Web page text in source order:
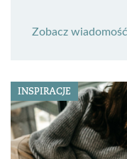
Zobacz wiadomość
INSPIRACJE